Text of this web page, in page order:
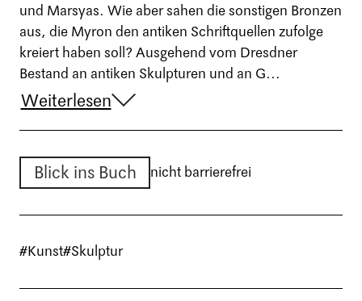
und Marsyas. Wie aber sahen die sonstigen Bronzen
aus, die Myron den antiken Schriftquellen zufolge
kreiert haben soll? Ausgehend vom Dresdner
Bestand an antiken Skulpturen und an G...
Weiterlesen
Blick ins Buch nicht barrierefrei
#Kunst#Skulptur